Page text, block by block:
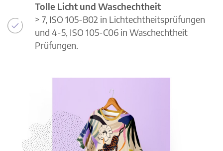
Tolle Licht und Waschechtheit
> 7, ISO 105-B02 in Lichtechtheitsprüfungen
und 4-5, ISO 105-C06 in Waschechtheit
Prüfungen.